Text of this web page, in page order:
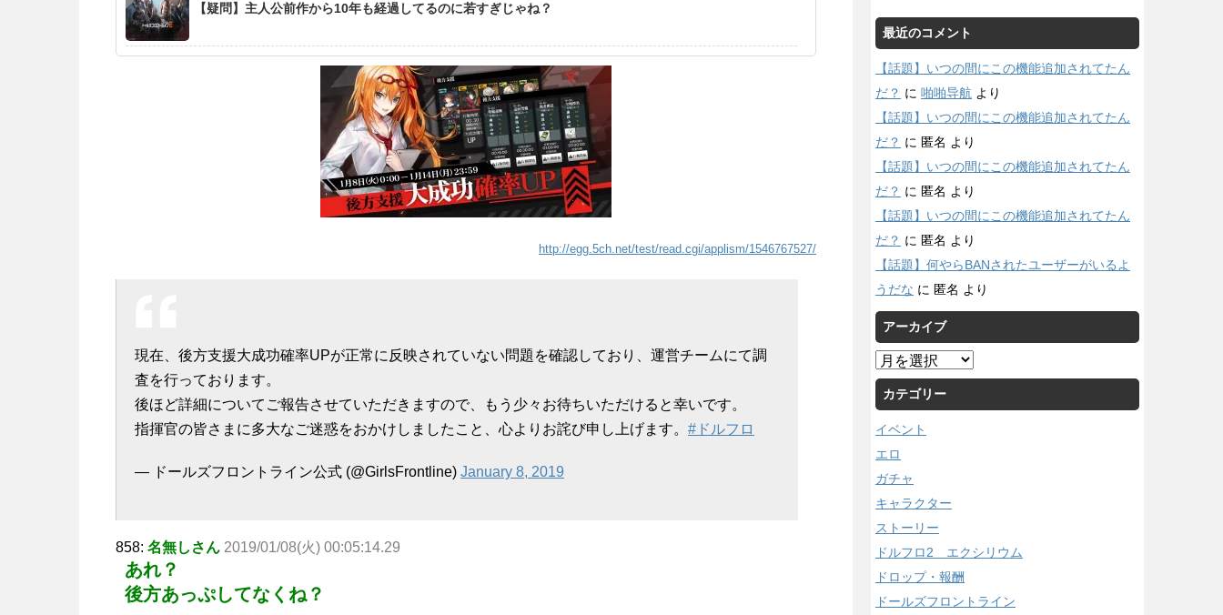
【疑問】主人公前作から10年も経過してるのに若すぎじゃね？
http://egg.5ch.net/test/read.cgi/applism/1546767527/
現在、後方支援大成功確率UPが正常に反映されていない問題を確認しており、運営チームにて調
査を行っております。
後ほど詳細についてご報告させていただきますので、もう少々お待ちいただけると幸いです。
指揮官の皆さまに多大なご迷惑をおかけしましたこと、心よりお詫び申し上げます。 #ドルフロ
— ドールズフロントライン公式 (@GirlsFrontline) January 8, 2019
858: 名無しさん 2019/01/08(火) 00:05:14.29
あれ？
後方あっぷしてなくね？
最近のコメント
【話題】いつの間にこの機能追加されてたん
だ？ に 啪啪导航 より
【話題】いつの間にこの機能追加されてたん
だ？ に 匿名 より
【話題】いつの間にこの機能追加されてたん
だ？ に 匿名 より
【話題】いつの間にこの機能追加されてたん
だ？ に 匿名 より
【話題】何やらBANされたユーザーがいるよ
うだな に 匿名 より
アーカイブ
ア
ー
カ
イ
ブ
カテゴリー
イベント
エロ
ガチャ
キャラクター
ストーリー
ドルフロ2 エクシリウム
ドロップ・報酬
ドールズフロントライン